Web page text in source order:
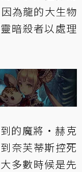
為龍的大生物
暗殺者以處理
的魔將‧赫克
奈芙蒂斯控死
多數時候是先